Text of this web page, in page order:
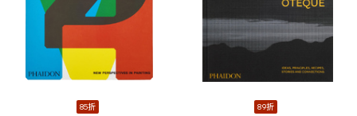
85折 89折